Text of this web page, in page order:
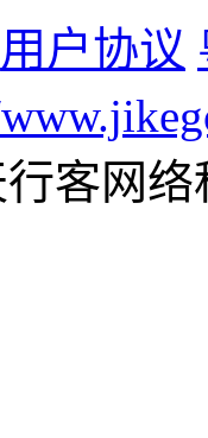
用户协议
行客网